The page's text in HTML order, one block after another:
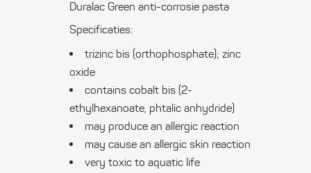
Duralac Green anti-corrosie pasta
Specificaties:
trizinc bis (orthophosphate); zinc
oxide
contains cobalt bis (2-
ethylhexanoate, phtalic anhydride)
may produce an allergic reaction
may cause an allergic skin reaction
very toxic to aquatic life